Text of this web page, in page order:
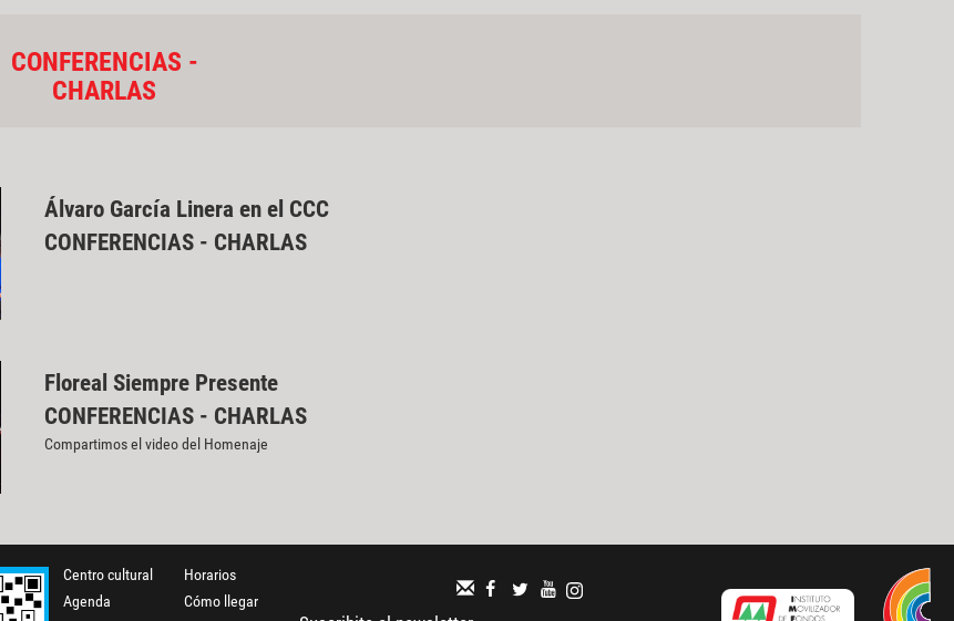
CONFERENCIAS -
CHARLAS
Álvaro García Linera en el CCC
CONFERENCIAS - CHARLAS
Floreal Siempre Presente
CONFERENCIAS - CHARLAS
Compartimos el video del Homenaje
Centro cultural
Agenda
Horarios
Cómo llegar